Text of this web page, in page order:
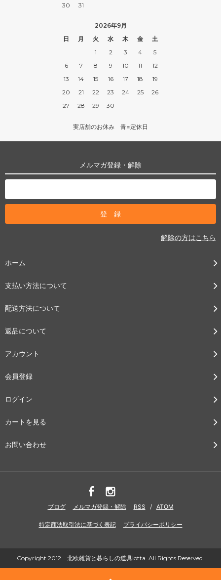
30
31
2026年9月
日
月 火 水 木 金
土
1
2 3 4
5
6
7 8 9 10 11
12
13
14 15 16 17 18
19
20
21 22 23 24 25
26
27
28 29 30
実店舗のお休み 青=定休日
メルマガ登録・解除
解除の方はこちら
ホーム
支払い方法について
配送方法について
返品について
アカウント
会員登録
ログイン
カートを見る
お問い合わせ
ブログ メルマガ登録・解除 RSS / ATOM
特定商法取引法に基づく表記 プライバシーポリシー
Copyright 2012 北欧雑貨と暮らしの道具lotta. All Rights Reserved.